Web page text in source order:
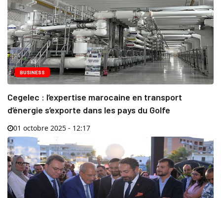
BUSINESS
Cegelec : l’expertise marocaine en transport
d’énergie s’exporte dans les pays du Golfe
01 octobre 2025 - 12:17